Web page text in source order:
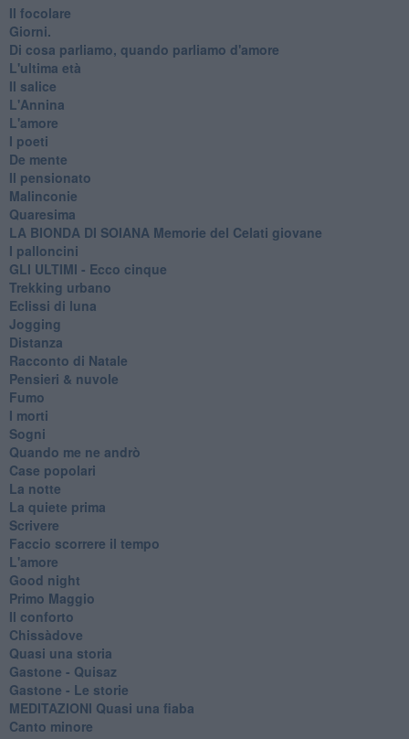
Il focolare
Giorni.
Di cosa parliamo, quando parliamo d'amore
L'ultima età
Il salice
L'Annina
L'amore
I poeti
De mente
Il pensionato
Malinconie
Quaresima
LA BIONDA DI SOIANA Memorie del Celati giovane
I palloncini
GLI ULTIMI - Ecco cinque
Trekking urbano
Eclissi di luna
Jogging
Distanza
Racconto di Natale
Pensieri & nuvole
Fumo
I morti
Sogni
Quando me ne andrò
Case popolari
La notte
La quiete prima
Scrivere
Faccio scorrere il tempo
L'amore
Good night
Primo Maggio
Il conforto
Chissàdove
Quasi una storia
Gastone - Quisaz
Gastone - Le storie
MEDITAZIONI Quasi una fiaba
Canto minore